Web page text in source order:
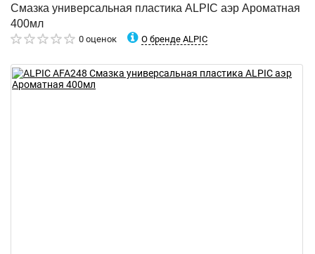
Смазка универсальная пластика ALPIC аэр Ароматная
400мл
0 оценок О бренде ALPIC